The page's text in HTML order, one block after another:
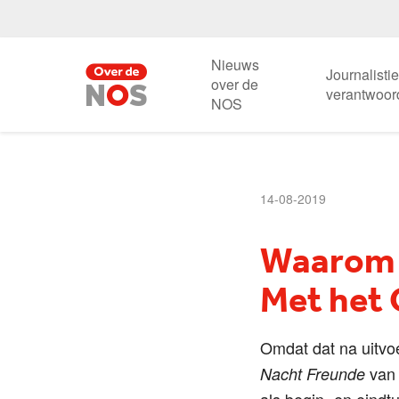
Nieuws
over de
NOS
14-08-2019
Met het
Omdat dat na
Nacht Freunde